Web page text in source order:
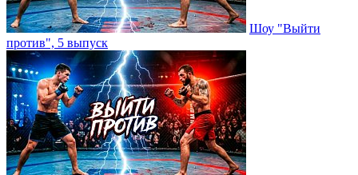
Шоу "Выйти
против", 5 выпуск